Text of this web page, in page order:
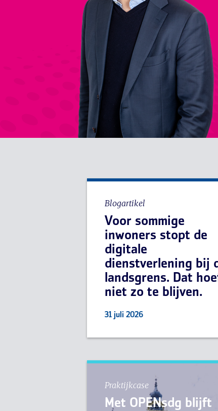
Blogartikel
Voor sommige
inwoners stopt de
digitale
dienstverlening bij
landsgrens. Dat
niet zo te blijven.
31 juli 2026
Praktijkcase
Met OPENsdg blijft